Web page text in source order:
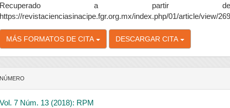
Recuperado a partir de
https://revistacienciasinacipe.fgr.org.mx/index.php/01/article/view/269
MÁS FORMATOS DE CITA DESCARGAR CITA
NÚMERO
Vol. 7 Núm. 13 (2018): RPM